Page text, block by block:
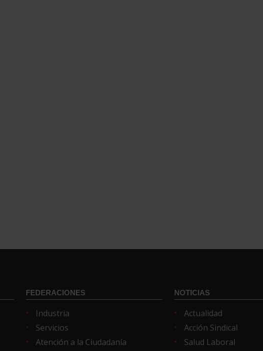
FEDERACIONES
Industria
Servicios
Atención a la Ciudadanía
NOTICIAS
Actualidad
Acción Sindical
Salud Laboral